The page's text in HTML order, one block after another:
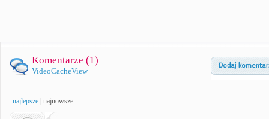
Komentarze (1)
VideoCacheView
najlepsze najnowsze